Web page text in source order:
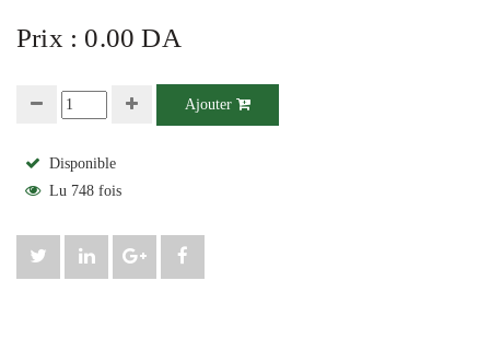
Prix : 0.00 DA
Ajouter
Disponible
Lu 748 fois